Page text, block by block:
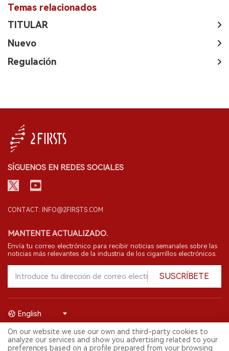
Temas relacionados
TITULAR
Nuevo
Regulación
SÍGUENOS EN REDES SOCIALES
CONTACT: INFO@2FIRSTS.COM
MANTENTE ACTUALIZADO.
Envía tu correo electrónico para recibir noticias semanales sobre las
noticias más relevantes de la industria de los cigarrillos electrónicos.
SUSCRÍBETE
© 2026 Shenzhen 2FIRSTS Technology Co.,Ltd. Todos los derechos
reservados.
English
On our website we use our own and third-party cookies to
analyze our services and show you advertising related to your
preferences based on a profile prepared from your browsing